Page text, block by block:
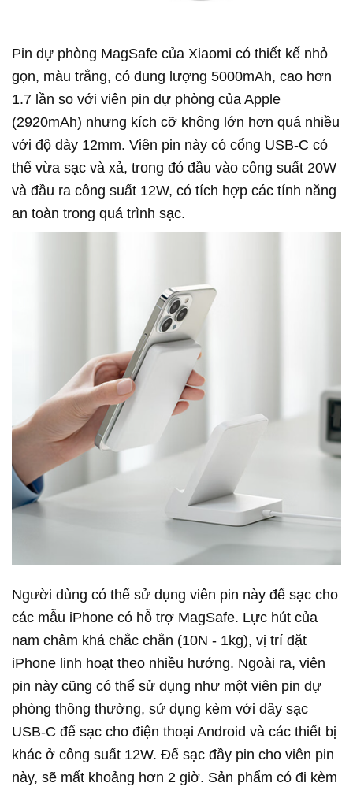
Pin dự phòng MagSafe của Xiaomi có thiết kế nhỏ
gọn, màu trắng, có dung lượng 5000mAh, cao hơn
1.7 lần so với viên pin dự phòng của Apple
(2920mAh) nhưng kích cỡ không lớn hơn quá nhiều
với độ dày 12mm. Viên pin này có cổng USB-C có
thể vừa sạc và xả, trong đó đầu vào công suất 20W
và đầu ra công suất 12W, có tích hợp các tính năng
an toàn trong quá trình sạc.
Người dùng có thể sử dụng viên pin này để sạc cho
các mẫu iPhone có hỗ trợ MagSafe. Lực hút của
nam châm khá chắc chắn (10N - 1kg), vị trí đặt
iPhone linh hoạt theo nhiều hướng. Ngoài ra, viên
pin này cũng có thể sử dụng như một viên pin dự
phòng thông thường, sử dụng kèm với dây sạc
USB-C để sạc cho điện thoại Android và các thiết bị
khác ở công suất 12W. Để sạc đầy pin cho viên pin
này, sẽ mất khoảng hơn 2 giờ. Sản phẩm có đi kèm